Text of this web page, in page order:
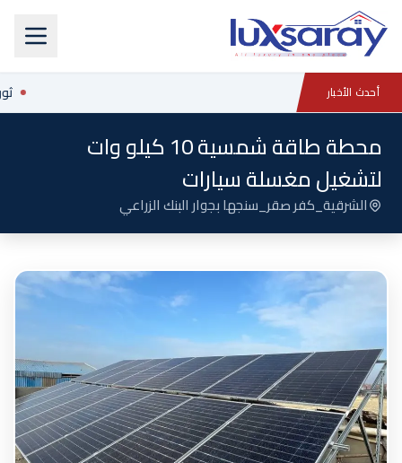
أحدث الأخبار
محطة طاقة شمسية 10 كيلو وات
لتشغيل مغسلة سيارات
الشرقية_كفر صقر_سنجها بجوار البنك الزراعي